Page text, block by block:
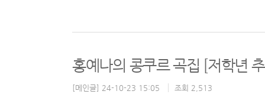
홍예나의 콩쿠르 곡집 [저학년
[메인글] 24-10-23 15:05 조회 2,513